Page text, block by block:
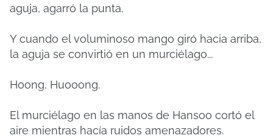
aguja, agarró la punta.
Y cuando el voluminoso mango giró hacia arriba,
la aguja se convirtió en un murciélago...
Hoong, Huooong.
El murciélago en las manos de Hansoo cortó el
aire mientras hacía ruidos amenazadores.